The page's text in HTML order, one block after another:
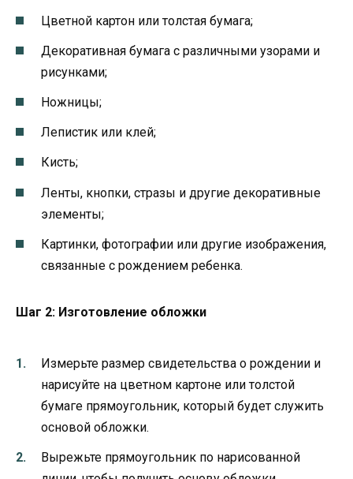
Цветной картон или толстая бумага;
Декоративная бумага с различными узорами и
рисунками;
Ножницы;
Лепистик или клей;
Кисть;
Ленты, кнопки, стразы и другие декоративные
элементы;
Картинки, фотографии или другие изображения,
связанные с рождением ребенка.
Шаг 2: Изготовление обложки
Измерьте размер свидетельства о рождении и
нарисуйте на цветном картоне или толстой
бумаге прямоугольник, который будет служить
основой обложки.
Вырежьте прямоугольник по нарисованной